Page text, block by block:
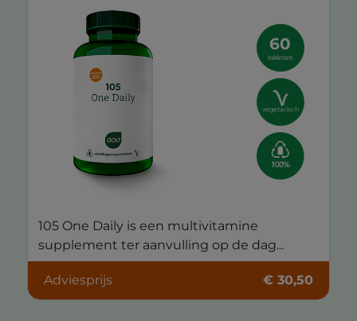
60
tabletten
vegetarisch
105 One Daily is een multivitamine
supplement ter aanvulling op de dag...
Adviesprijs € 30,50